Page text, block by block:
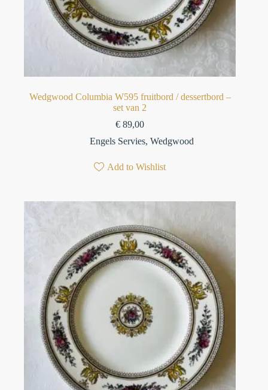
Wedgwood Columbia W595 fruitbord / dessertbord –
set van 2
€ 89,00
Engels Servies,Wedgwood
Add to Wishlist